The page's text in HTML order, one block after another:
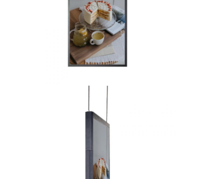
Kontrol kualitas
Hubungi kami
Layar LCD luar ruangan